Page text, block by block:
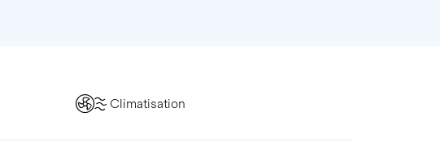
Climatisation